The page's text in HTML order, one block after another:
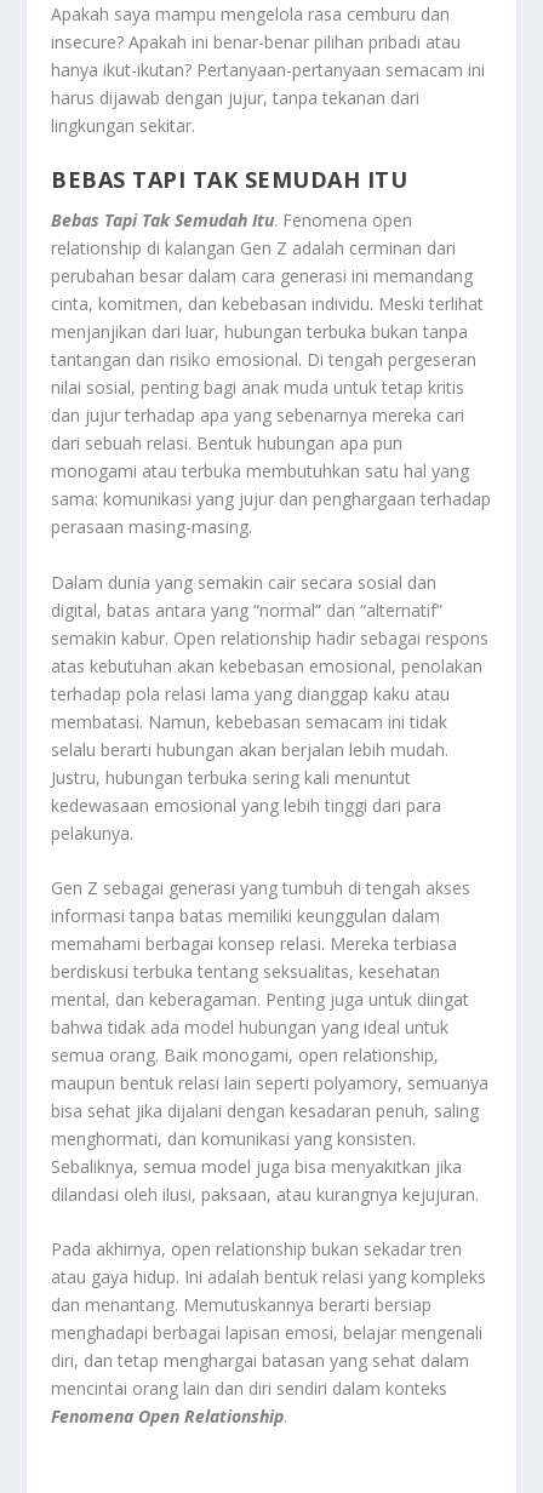
Apakah saya mampu mengelola rasa cemburu dan
insecure? Apakah ini benar-benar pilihan pribadi atau
hanya ikut-ikutan? Pertanyaan-pertanyaan semacam ini
harus dijawab dengan jujur, tanpa tekanan dari
lingkungan sekitar.
BEBAS TAPI TAK SEMUDAH ITU
Bebas Tapi Tak Semudah Itu. Fenomena open
relationship di kalangan Gen Z adalah cerminan dari
perubahan besar dalam cara generasi ini memandang
cinta, komitmen, dan kebebasan individu. Meski terlihat
menjanjikan dari luar, hubungan terbuka bukan tanpa
tantangan dan risiko emosional. Di tengah pergeseran
nilai sosial, penting bagi anak muda untuk tetap kritis
dan jujur terhadap apa yang sebenarnya mereka cari
dari sebuah relasi. Bentuk hubungan apa pun
monogami atau terbuka membutuhkan satu hal yang
sama: komunikasi yang jujur dan penghargaan terhadap
perasaan masing-masing.
Dalam dunia yang semakin cair secara sosial dan
digital, batas antara yang “normal” dan “alternatif”
semakin kabur. Open relationship hadir sebagai respons
atas kebutuhan akan kebebasan emosional, penolakan
terhadap pola relasi lama yang dianggap kaku atau
membatasi. Namun, kebebasan semacam ini tidak
selalu berarti hubungan akan berjalan lebih mudah.
Justru, hubungan terbuka sering kali menuntut
kedewasaan emosional yang lebih tinggi dari para
pelakunya.
Gen Z sebagai generasi yang tumbuh di tengah akses
informasi tanpa batas memiliki keunggulan dalam
memahami berbagai konsep relasi. Mereka terbiasa
berdiskusi terbuka tentang seksualitas, kesehatan
mental, dan keberagaman. Penting juga untuk diingat
bahwa tidak ada model hubungan yang ideal untuk
semua orang. Baik monogami, open relationship,
maupun bentuk relasi lain seperti polyamory, semuanya
bisa sehat jika dijalani dengan kesadaran penuh, saling
menghormati, dan komunikasi yang konsisten.
Sebaliknya, semua model juga bisa menyakitkan jika
dilandasi oleh ilusi, paksaan, atau kurangnya kejujuran.
Pada akhirnya, open relationship bukan sekadar tren
atau gaya hidup. Ini adalah bentuk relasi yang kompleks
dan menantang. Memutuskannya berarti bersiap
menghadapi berbagai lapisan emosi, belajar mengenali
diri, dan tetap menghargai batasan yang sehat dalam
mencintai orang lain dan diri sendiri dalam konteks
Fenomena Open Relationship.